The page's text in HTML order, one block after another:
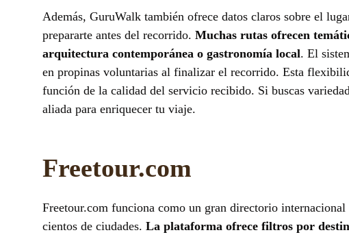
Además, GuruWalk también ofrece datos claros sobre el
prepararte antes del recorrido. Muchas rutas ofrecen
arquitectura contemporánea o gastronomía local. El
en propinas voluntarias al finalizar el recorrido. Esta
función de la calidad del servicio recibido. Si buscas
aliada para enriquecer tu viaje.
Freetour.com
Freetour.com funciona como un gran directorio
cientos de ciudades. La plataforma ofrece filtros por